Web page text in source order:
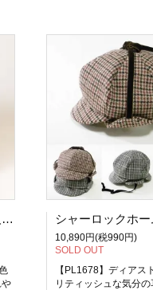
まあるい曲線が美しい大人のキャスケット。ラウンドキャスケット秋冬の帽子 レディース帽子 サイズ調整OK PS0677
10,890円(税990円)
SOLD OUT
【PL1678】ディアス
リティッシュな気分